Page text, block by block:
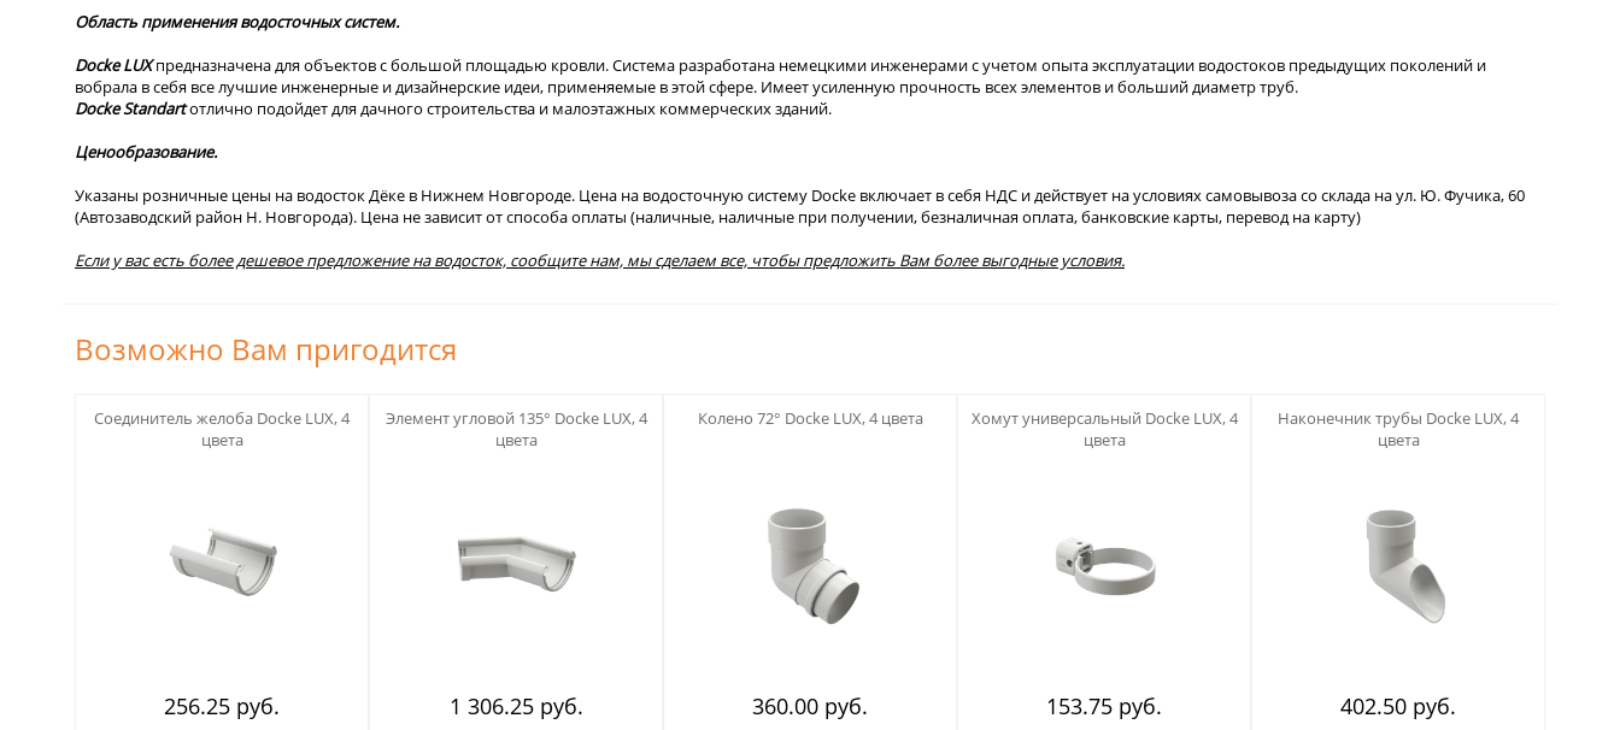
Область применения водосточных систем.
Dоcke LUXпредназначена для объектов с большой площадью кровли. Система разработана немецкими инженерами с учетом опыта эксплуатации водостоков предыдущих поколений и
вобрала в себя все лучшие инженерные и дизайнерские идеи, применяемые в этой сфере. Имеет усиленную прочность всех элементов и больший диаметр труб.
Docke Standartотлично подойдет для дачного строительства и малоэтажных коммерческих зданий.
Ценообразование.
Указаны розничные цены на водосток Дёке в Нижнем Новгороде. Цена на водосточную систему Docke включает в себя НДС и действует на условиях самовывоза со склада на ул. Ю. Фучика, 60
(Автозаводский район Н. Новгорода). Цена не зависит от способа оплаты (наличные, наличные при получении, безналичная оплата, банковские карты, перевод на карту)
Если у вас есть более дешевое предложение на водосток, сообщите нам, мы сделаем все, чтобы предложить Вам более выгодные условия.
Возможно Вам пригодится
Соединитель желоба Docke LUX, 4
цвета
256.25 руб.
Элемент угловой 135° Docke LUX, 4
цвета
1 306.25 руб.
Колено 72° Docke LUX, 4 цвета
360.00 руб.
Хомут универсальный Docke LUX, 4
цвета
153.75 руб.
Наконечник трубы Docke LUX, 4
цвета
402.50 руб.